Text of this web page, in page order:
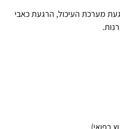
מערכת העיכול, הרגעת כאבי